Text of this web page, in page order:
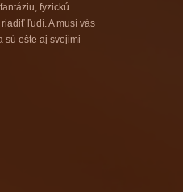
fyzickú
ľudí. A musí vás
sú ešte aj svojimi